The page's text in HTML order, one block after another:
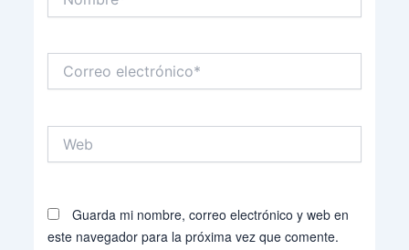
Correo
electrónico*
Guarda mi nombre, correo electrónico y web en
este navegador para la próxima vez que comente.